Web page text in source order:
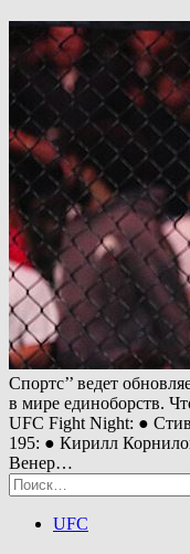
Спортс’’ ведет
в мире единоборств.
UFC Fight Night: ●
195: ● Кирилл
Венер…
Найти:
UFC